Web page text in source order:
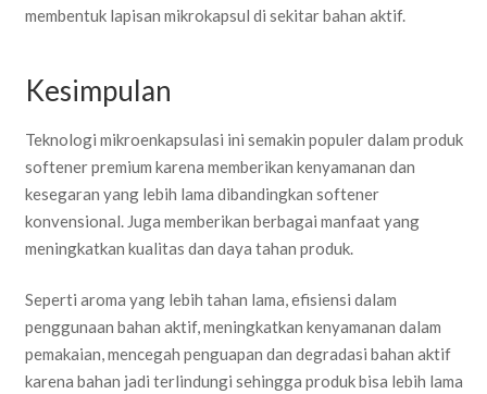
membentuk lapisan mikrokapsul di sekitar bahan aktif.
Kesimpulan
Teknologi mikroenkapsulasi ini semakin populer dalam produk
softener premium karena memberikan kenyamanan dan
kesegaran yang lebih lama dibandingkan softener
konvensional. Juga memberikan berbagai manfaat yang
meningkatkan kualitas dan daya tahan produk.
Seperti aroma yang lebih tahan lama, efisiensi dalam
penggunaan bahan aktif, meningkatkan kenyamanan dalam
pemakaian, mencegah penguapan dan degradasi bahan aktif
karena bahan jadi terlindungi sehingga produk bisa lebih lama